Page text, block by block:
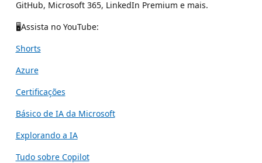
GitHub, Microsoft 365, LinkedIn Premium e mais.
🖥Assista no YouTube:
Shorts
Azure
Certificações
Básico de IA da Microsoft
Explorando a IA
Tudo sobre Copilot